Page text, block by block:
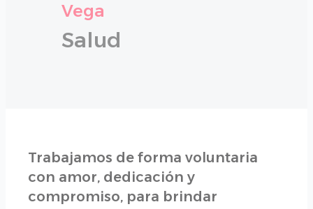
Vega
Salud
Trabajamos de forma voluntaria
con amor, dedicación y
compromiso, para brindar